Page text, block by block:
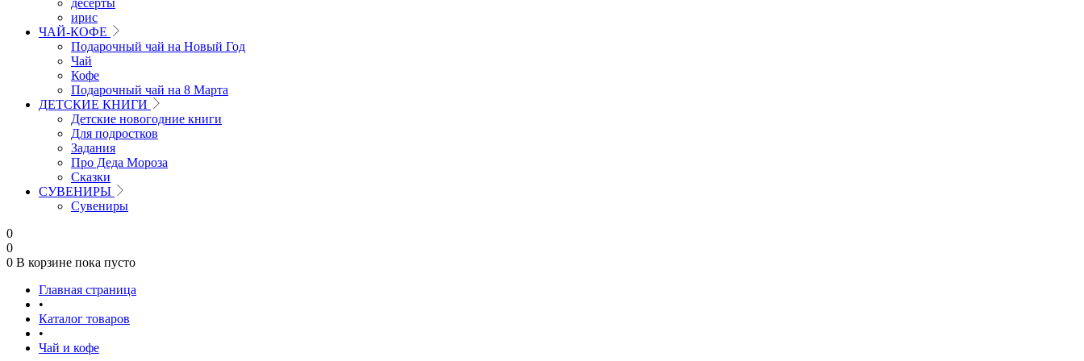
десерты
ирис
ЧАЙ-КОФЕ
Подарочный чай на Новый Год
Чай
Кофе
Подарочный чай на 8 Марта
ДЕТСКИЕ КНИГИ
Детские новогодние книги
Для подростков
Задания
Про Деда Мороза
Сказки
СУВЕНИРЫ
Сувениры
0
0
0 В корзине пока пусто
Главная страница
•
Каталог товаров
•
Чай и кофе